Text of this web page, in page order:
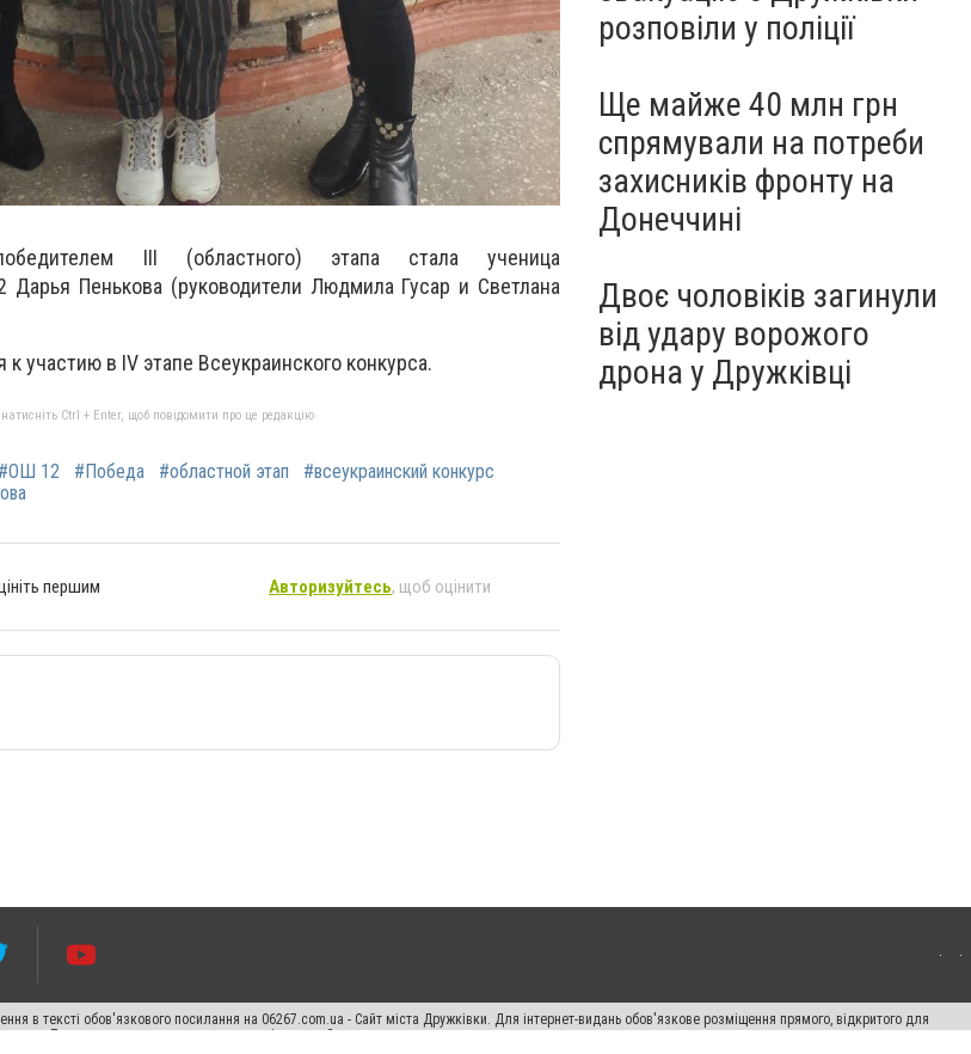
III (областного) этапа стала ученица
Пенькова (руководители Людмила Гусар и Светлана
участию в IV этапе Всеукраинского конкурса.
Ctrl + Enter, щоб повідомити про це редакцію
#ОШ 12 #Победа #областной этап
#всеукраинский конкурс
першим Авторизуйтесь, щоб оцінити
розповіли у поліції
Ще майже 40 млн грн
спрямували на потреби
захисників фронту на
Донеччині
Двоє чоловіків загинули
від удару ворожого
дрона у Дружківці
в тексті обов'язкового посилання на 06267.com.ua - Сайт міста Дружківки. Для інтернет-видань обов'язкове розміщення прямого, відкритого для
Порушення виняткових прав переслідується Законом.